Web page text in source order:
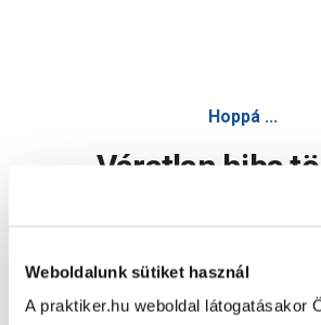
Weboldalunk sütiket használ
A praktiker.hu weboldal látogatásakor
Hoppá ...
Váratlan hiba
Oldal újratöltése